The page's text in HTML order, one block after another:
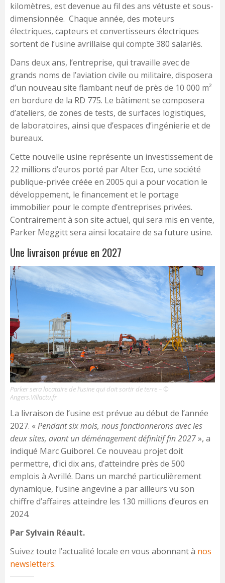
kilomètres, est devenue au fil des ans vétuste et sous-
dimensionnée. Chaque année, des moteurs
électriques, capteurs et convertisseurs électriques
sortent de l’usine avrillaise qui compte 380 salariés.
Dans deux ans, l’entreprise, qui travaille avec de
grands noms de l’aviation civile ou militaire, disposera
d’un nouveau site flambant neuf de près de 10 000 m²
en bordure de la RD 775. Le bâtiment se composera
d’ateliers, de zones de tests, de surfaces logistiques,
de laboratoires, ainsi que d’espaces d’ingénierie et de
bureaux.
Cette nouvelle usine représente un investissement de
22 millions d’euros porté par Alter Eco, une société
publique-privée créée en 2005 qui a pour vocation le
développement, le financement et le portage
immobilier pour le compte d’entreprises privées.
Contrairement à son site actuel, qui sera mis en vente,
Parker Meggitt sera ainsi locataire de sa future usine.
Une livraison prévue en 2027
Parker sera locataire de l’usine qui doit sortir de terre – ©
Angers.Villactu.fr
La livraison de l’usine est prévue au début de l’année
2027. «Pendant six mois, nous fonctionnerons avec les
deux sites, avant un déménagement définitif fin 2027», a
indiqué Marc Guiborel. Ce nouveau projet doit
permettre, d’ici dix ans, d’atteindre près de 500
emplois à Avrillé. Dans un marché particulièrement
dynamique, l’usine angevine a par ailleurs vu son
chiffre d’affaires atteindre les 130 millions d’euros en
2024.
Par Sylvain Réault.
Suivez toute l’actualité locale en vous abonnant à nos
newsletters.